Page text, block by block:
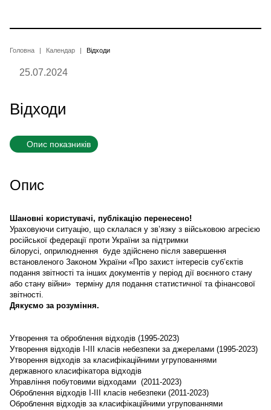
основного
Рядок
навіґації
Головна Календар Відходи
25.07.2024
Відходи
Опис показників
Опис
Шановні користувачі, публікацію перенесено!
Ураховуючи ситуацію, що склалася у зв’язку з військовою агресією
російської федерації проти України за підтримки
білорусі, оприлюднення буде здійснено після завершення
встановленого Законом України «Про захист інтересів суб’єктів
подання звітності та інших документів у період дії воєнного стану
або стану війни» терміну для подання статистичної та фінансової
звітності.
Дякуємо за розуміння.
Утворення та оброблення відходів (1995-2023)
Утворення відходів І-ІІІ класів небезпеки за джерелами (1995-2023)
Утворення відходів за класифікаційними угрупованнями
державного класифікатора відходів
Управління побутовими відходами (2011-2023)
Оброблення відходів І-ІІІ класів небезпеки (2011-2023)
Оброблення відходів за класифікаційними угрупованнями